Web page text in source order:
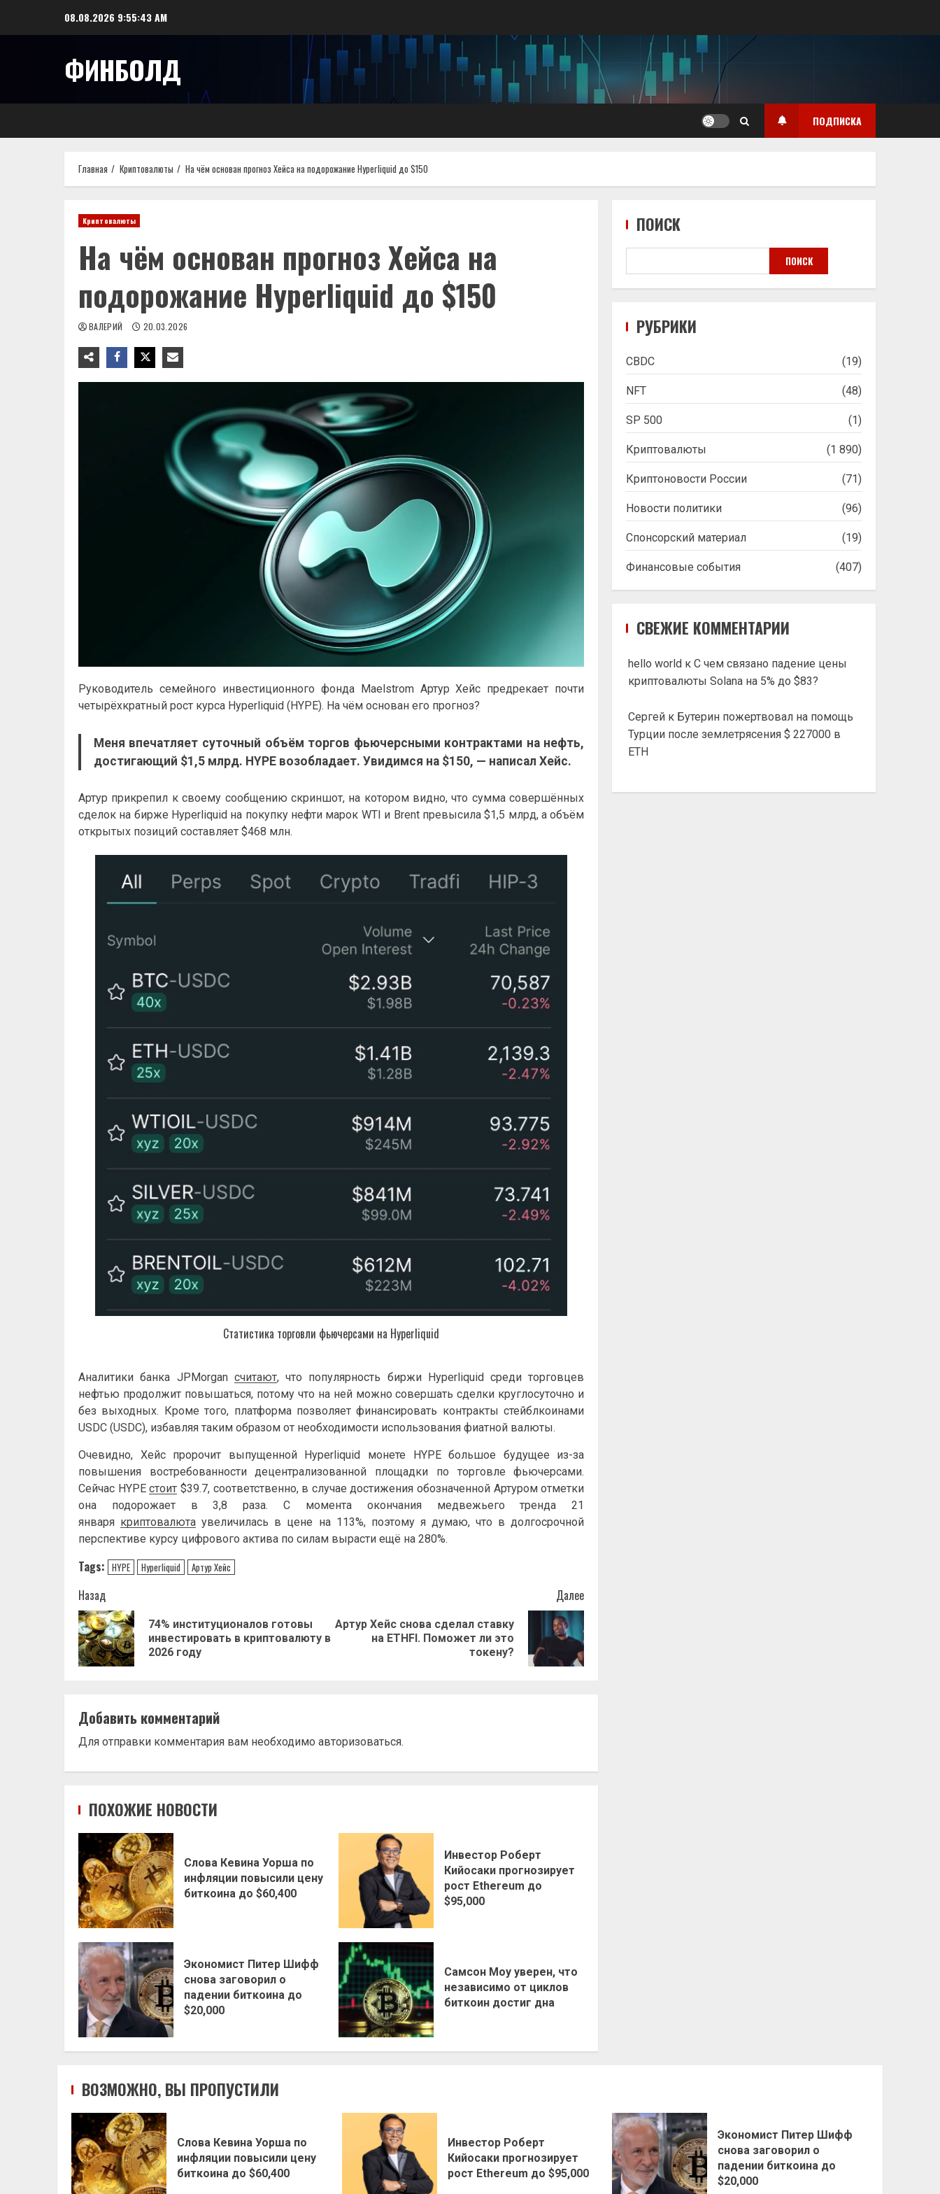
08.08.2026 9:55:43 AM
ФИНБОЛД
ПОДПИСКА
Главная Криптовалюты На чём основан прогноз Хейса на подорожание Hyperliquid до $150
Криптовалюты
На чём основан прогноз Хейса на
подорожание Hyperliquid до $150
ВАЛЕРИЙ 20.03.2026
Руководитель семейного инвестиционного фонда Maelstrom Артур Хейс предрекает почти
четырёхкратный рост курса Hyperliquid (HYPE). На чём основан его прогноз?
Меня впечатляет суточный объём торгов фьючерсными контрактами на нефть,
достигающий $1,5 млрд. HYPE возобладает. Увидимся на $150, — написал Хейс.
Артур прикрепил к своему сообщению скриншот, на котором видно, что сумма совершённых
сделок на бирже Hyperliquid на покупку нефти марок WTI и Brent превысила $1,5 млрд, а объём
открытых позиций составляет $468 млн.
Статистика торговли фьючерсами на Hyperliquid
Аналитики банка JPMorgan считают, что популярность биржи Hyperliquid среди торговцев
нефтью продолжит повышаться, потому что на ней можно совершать сделки круглосуточно и
без выходных. Кроме того, платформа позволяет финансировать контракты стейблкоинами
USDC (USDC), избавляя таким образом от необходимости использования фиатной валюты.
Очевидно, Хейс пророчит выпущенной Hyperliquid монете HYPE большое будущее из-за
повышения востребованности децентрализованной площадки по торговле фьючерсами.
Сейчас HYPEстоит $39.7, соответственно, в случае достижения обозначенной Артуром отметки
она подорожает в 3,8 раза. С момента окончания медвежьего тренда 21
января криптовалюта увеличилась в цене на 113%, поэтому я думаю, что в долгосрочной
перспективе курсу цифрового актива по силам вырасти ещё на 280%.
Tags: HYPE Hyperliquid Артур Хейс
Навигация
записи
Назад
Предыдущая
74% институционалов готовы
инвестировать в криптовалюту в
2026 году
Далее
Следующая
Артур Хейс снова сделал ставку
на ETHFI. Поможет ли это
токену?
Добавить комментарий
Для отправки комментария вам необходимо авторизоваться.
ПОХОЖИЕ НОВОСТИ
Слова Кевина Уорша по
инфляции повысили цену
биткоина до $60,400
Инвестор Роберт
Кийосаки прогнозирует
рост Ethereum до
$95,000
Экономист Питер Шифф
снова заговорил о
падении биткоина до
$20,000
Самсон Моу уверен, что
независимо от циклов
биткоин достиг дна
ПОИСК
ПОИСК
РУБРИКИ
CBDC (19)
NFT (48)
SP 500 (1)
Криптовалюты (1 890)
Криптоновости России (71)
Новости политики (96)
Спонсорский материал (19)
Финансовые события (407)
СВЕЖИЕ КОММЕНТАРИИ
hello world кС чем связано падение цены
криптовалюты Solana на 5% до $83?
Сергей к Бутерин пожертвовал на помощь
Турции после землетрясения $ 227000 в
ETH
ВОЗМОЖНО, ВЫ ПРОПУСТИЛИ
Слова Кевина Уорша по
инфляции повысили цену
биткоина до $60,400
Инвестор Роберт
Кийосаки прогнозирует
рост Ethereum до $95,000
Экономист Питер Шифф
снова заговорил о
падении биткоина до
$20,000